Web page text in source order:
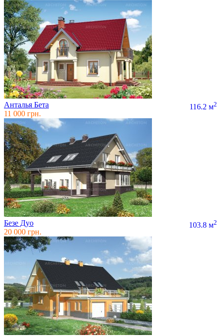
Анталья Бета 116.2 м2
11 000 грн.
Безе Дуо 103.8 м2
20 000 грн.